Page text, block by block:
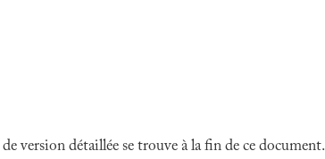
version détaillée se trouve à la fin de ce document.